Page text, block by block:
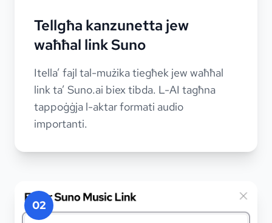
Tellgħa kanzunetta jew
waħħal link Suno
Itella’ fajl tal-mużika tiegħek jew waħħal
link ta’ Suno.ai biex tibda. L-AI tagħna
tappoġġja l-aktar formati audio
importanti.
02